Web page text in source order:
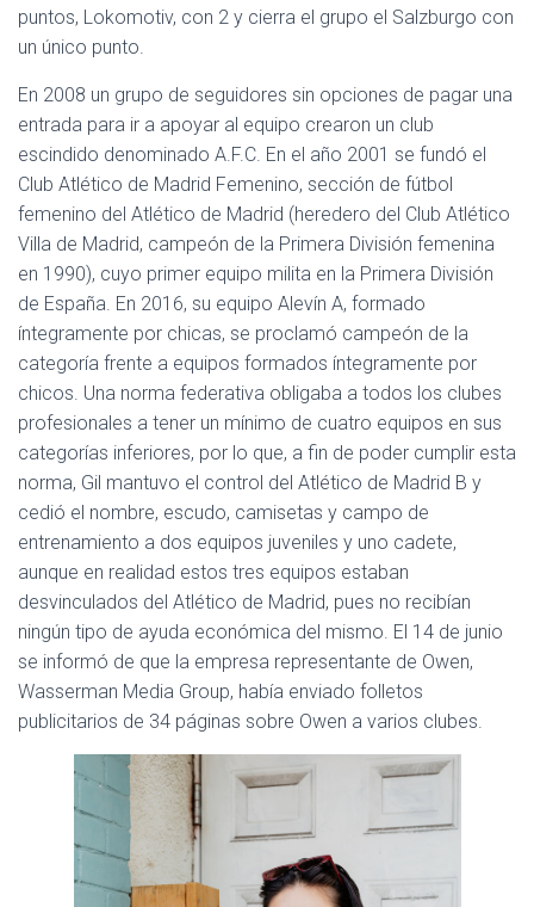
puntos, Lokomotiv, con 2 y cierra el grupo el Salzburgo con
un único punto.
En 2008 un grupo de seguidores sin opciones de pagar una
entrada para ir a apoyar al equipo crearon un club
escindido denominado A.F.C. En el año 2001 se fundó el
Club Atlético de Madrid Femenino, sección de fútbol
femenino del Atlético de Madrid (heredero del Club Atlético
Villa de Madrid, campeón de la Primera División femenina
en 1990), cuyo primer equipo milita en la Primera División
de España. En 2016, su equipo Alevín A, formado
íntegramente por chicas, se proclamó campeón de la
categoría frente a equipos formados íntegramente por
chicos. Una norma federativa obligaba a todos los clubes
profesionales a tener un mínimo de cuatro equipos en sus
categorías inferiores, por lo que, a fin de poder cumplir esta
norma, Gil mantuvo el control del Atlético de Madrid B y
cedió el nombre, escudo, camisetas y campo de
entrenamiento a dos equipos juveniles y uno cadete,
aunque en realidad estos tres equipos estaban
desvinculados del Atlético de Madrid, pues no recibían
ningún tipo de ayuda económica del mismo. El 14 de junio
se informó de que la empresa representante de Owen,
Wasserman Media Group, había enviado folletos
publicitarios de 34 páginas sobre Owen a varios clubes.